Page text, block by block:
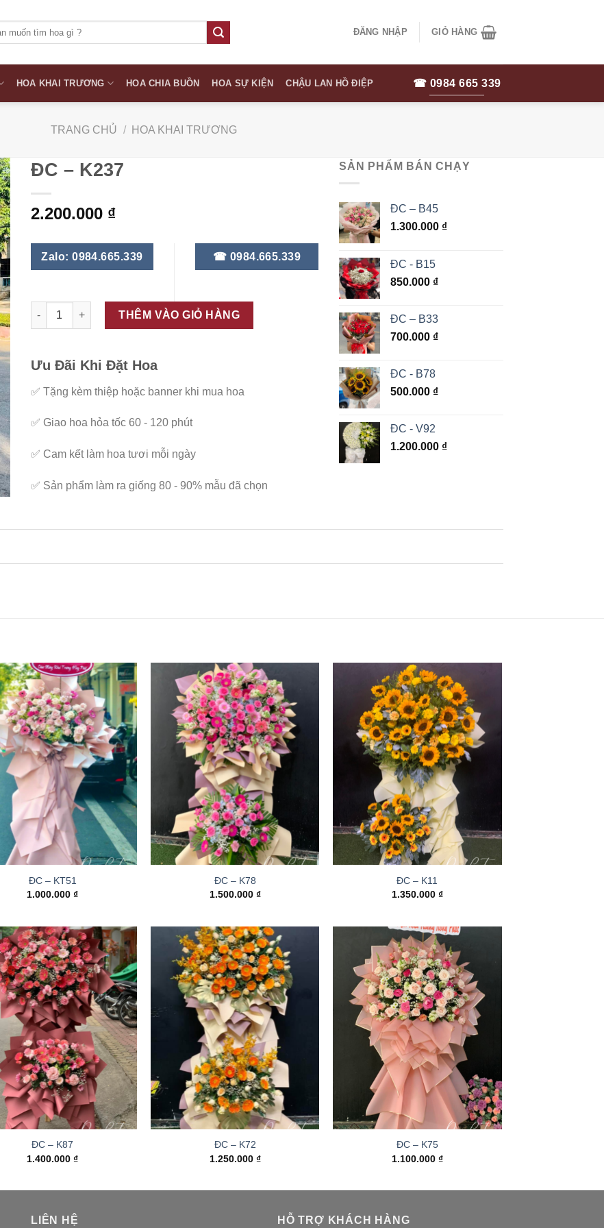
ĐĂNG NHẬP GIỎ HÀNG
HOA KHAI TRƯƠNG HOA CHIA BUỒN HOA SỰ KIỆN CHẬU LAN HỒ ĐIỆP ☎ 0984 665 339
TRANG CHỦ / HOA KHAI TRƯƠNG
ĐC – K237
2.200.000 ₫
Zalo: 0984.665.339 ☎ 0984.665.339
ĐC - K237 số lượng
THÊM VÀO GIỎ HÀNG
Ưu Đãi Khi Đặt Hoa
✅ Tặng kèm thiệp hoặc banner khi mua hoa
✅ Giao hoa hỏa tốc 60 - 120 phút
✅ Cam kết làm hoa tươi mỗi ngày
✅ Sản phẩm làm ra giống 80 - 90% mẫu đã chọn
SẢN PHẨM BÁN CHẠY
ĐC – B45
1.300.000 ₫
ĐC - B15
850.000 ₫
ĐC – B33
700.000 ₫
ĐC - B78
500.000 ₫
ĐC - V92
1.200.000 ₫
ĐC – KT51
1.000.000₫
ĐC – K78
1.500.000 ₫
ĐC – K11
1.350.000 ₫
ĐC – K87
1.400.000₫
ĐC – K72
1.250.000 ₫
ĐC – K75
1.100.000 ₫
LIÊN HỆ HỖ TRỢ KHÁCH HÀNG